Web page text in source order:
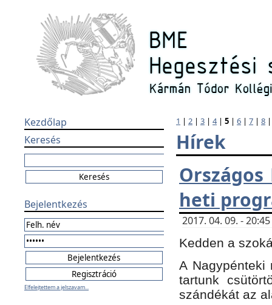
Kezdőlap
Keresés
Bejelentkezés
Elfelejtettem a jelszavam...
1 | 2 | 3 | 4| 5 | 6 | 7 | 8
Hírek
Országos
heti
2017. 04. 09. -
Kedden a
A Nagypénteki
tartunk
szándékát az